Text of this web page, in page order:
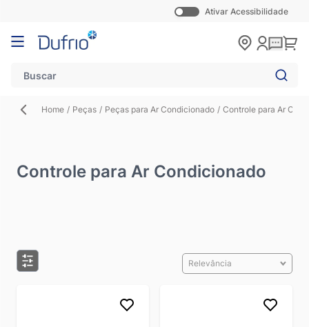
Ativar Acessibilidade
Pular para o conteúdo
Home / Peças / Peças para Ar Condicionado / Controle para Ar
Controle para Ar Condicionado
Relevância